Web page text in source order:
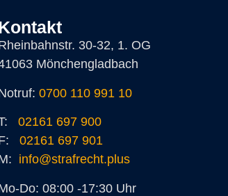
30-32, 1. OG
Mönchengladbach
0700 110 991 10
02161 697 900
02161 697 901
info@strafrecht.plus
Do: 08:00 -17:30 Uhr